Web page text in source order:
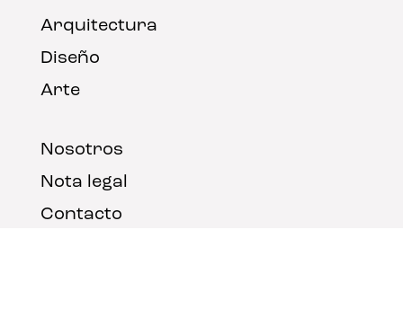
Arquitectura
Diseño
Arte
Nosotros
Nota legal
Contacto